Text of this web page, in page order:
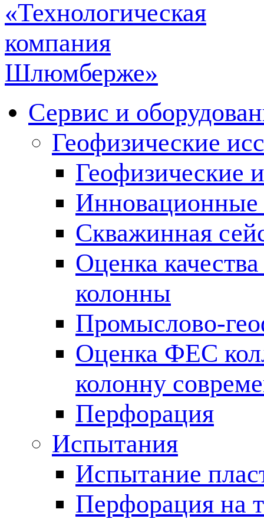
Сервис и
Геофизические
Геофизические
Инновационные
Скважинная
Оценка
колонны
Промыслово-
Оценка ФЕС
колонну
Перфорация
Испытания
Испытание
Перфорация на